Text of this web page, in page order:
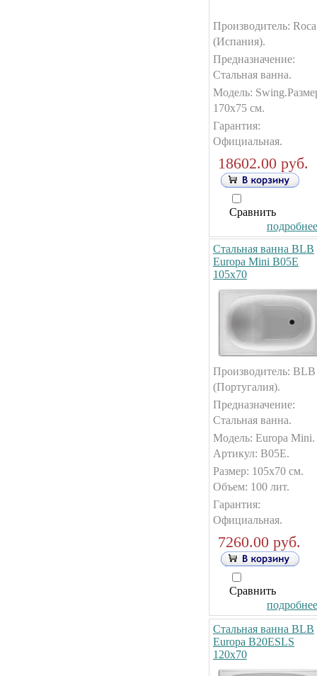
Производитель: Roca
(Испания).
Предназначение:
Стальная ванна.
Модель:
170x75 см.
Гарантия:
Официальная.
18602.00 руб.
Сравнить
Стальная ванна BLB
Europa Mini B05E
105x70
Производитель: BLB
(Португалия).
Предназначение:
Стальная ванна.
Модель: Europa Mini.
Артикул: B05E.
Размер: 105x70 см.
Объем: 100 лит.
Гарантия:
Официальная.
7260.00 руб.
Сравнить
Стальная ванна BLB
Europa B20ESLS
120x70